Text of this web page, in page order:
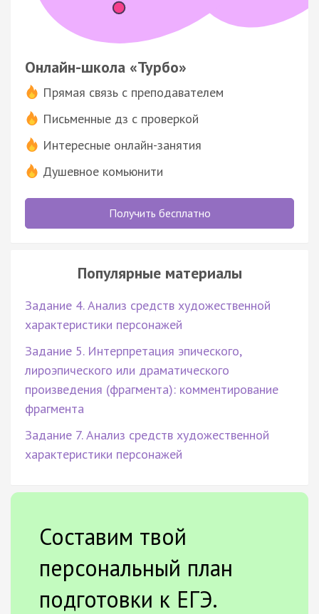
Онлайн-школа «Турбо»
Прямая связь с преподавателем
Письменные дз с проверкой
Интересные онлайн-занятия
Душевное комьюнити
Получить бесплатно
Популярные материалы
Задание 4. Анализ средств художественной
характеристики персонажей
Задание 5. Интерпретация эпического,
лироэпического или драматического
произведения (фрагмента): комментирование
фрагмента
Задание 7. Анализ средств художественной
характеристики персонажей
Составим твой
персональный план
подготовки к ЕГЭ.